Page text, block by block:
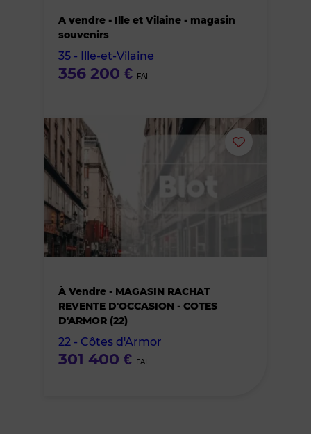
A vendre - Ille et Vilaine - magasin
souvenirs
35 - Ille-et-Vilaine
356 200 € FAI
Ajouter
À Vendre - MAGASIN RACHAT
REVENTE D'OCCASION - COTES
D'ARMOR (22)
22 - Côtes d'Armor
301 400 € FAI